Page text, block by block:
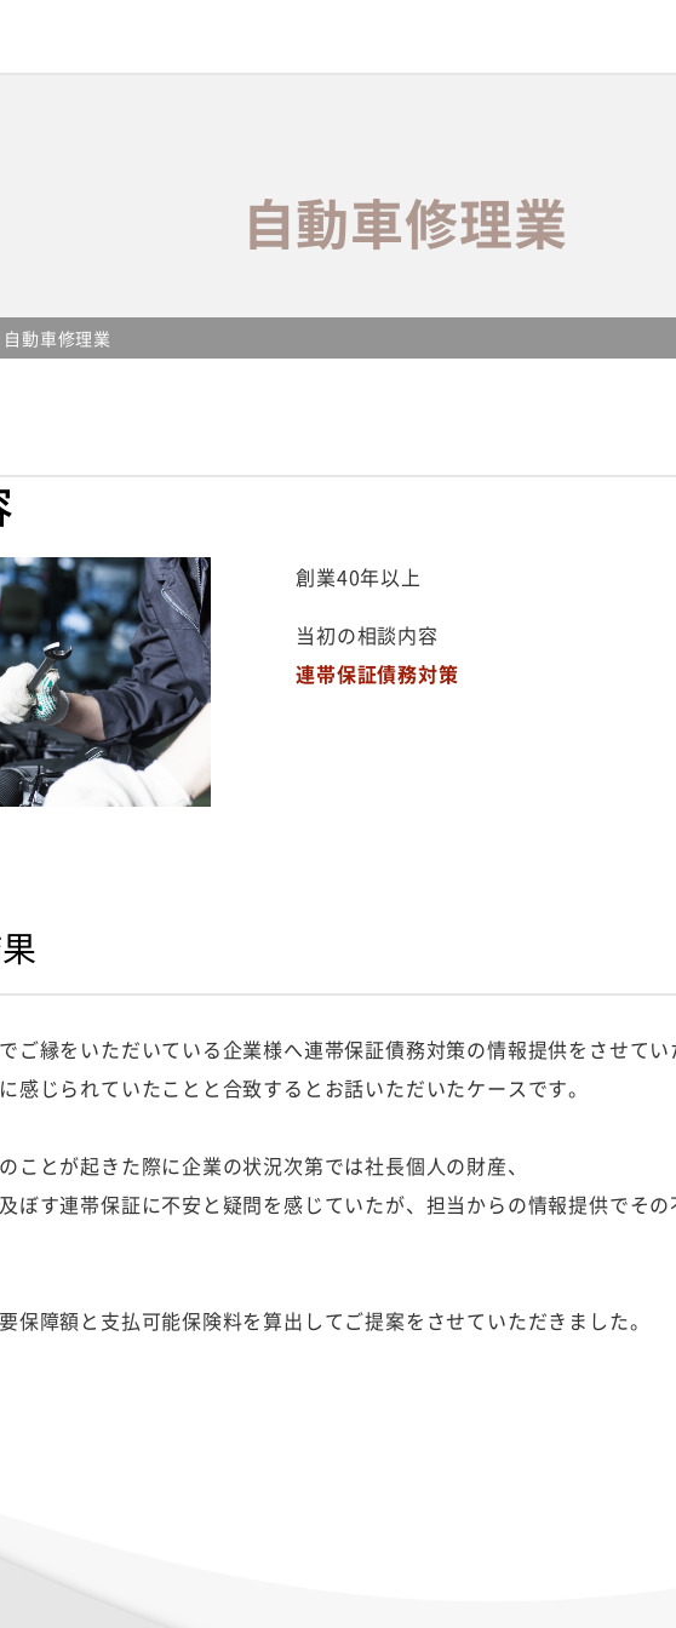
自動車修理業
自動車修理業
創業40年以上
当初の相談内容
連帯保証債務対策
ご縁をいただいている企業様へ連帯保証債務対策の情報提供をさせて
感じられていたことと合致するとお話いただいたケースです。
ことが起きた際に企業の状況次第では社長個人の財産、
ぼす連帯保証に不安と疑問を感じていたが、担当からの情報提供でそ
保障額と支払可能保険料を算出してご提案をさせていただきました。